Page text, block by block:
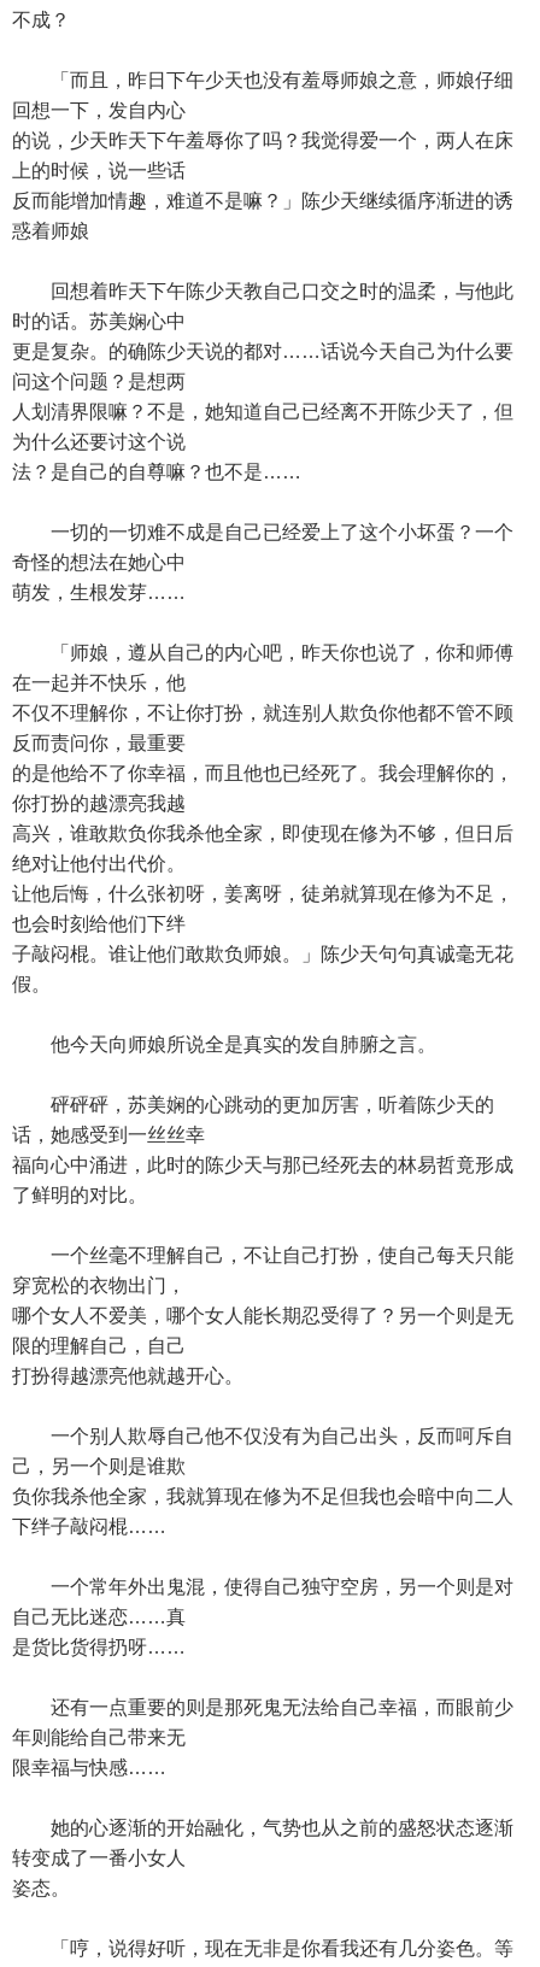
不成？
「而且，昨日下午少天也没有羞辱师娘之意，师娘仔细
回想一下，发自内心
的说，少天昨天下午羞辱你了吗？我觉得爱一个，两人在床
上的时候，说一些话
反而能增加情趣，难道不是嘛？」陈少天继续循序渐进的诱
惑着师娘
回想着昨天下午陈少天教自己口交之时的温柔，与他此
时的话。苏美娴心中
更是复杂。的确陈少天说的都对……话说今天自己为什么要
问这个问题？是想两
人划清界限嘛？不是，她知道自己已经离不开陈少天了，但
为什么还要讨这个说
法？是自己的自尊嘛？也不是……
一切的一切难不成是自己已经爱上了这个小坏蛋？一个
奇怪的想法在她心中
萌发，生根发芽……
「师娘，遵从自己的内心吧，昨天你也说了，你和师傅
在一起并不快乐，他
不仅不理解你，不让你打扮，就连别人欺负你他都不管不顾
反而责问你，最重要
的是他给不了你幸福，而且他也已经死了。我会理解你的，
你打扮的越漂亮我越
高兴，谁敢欺负你我杀他全家，即使现在修为不够，但日后
绝对让他付出代价。
让他后悔，什么张初呀，姜离呀，徒弟就算现在修为不足，
也会时刻给他们下绊
子敲闷棍。谁让他们敢欺负师娘。」陈少天句句真诚毫无花
假。
他今天向师娘所说全是真实的发自肺腑之言。
砰砰砰，苏美娴的心跳动的更加厉害，听着陈少天的
话，她感受到一丝丝幸
福向心中涌进，此时的陈少天与那已经死去的林易哲竟形成
了鲜明的对比。
一个丝毫不理解自己，不让自己打扮，使自己每天只能
穿宽松的衣物出门，
哪个女人不爱美，哪个女人能长期忍受得了？另一个则是无
限的理解自己，自己
打扮得越漂亮他就越开心。
一个别人欺辱自己他不仅没有为自己出头，反而呵斥自
己，另一个则是谁欺
负你我杀他全家，我就算现在修为不足但我也会暗中向二人
下绊子敲闷棍……
一个常年外出鬼混，使得自己独守空房，另一个则是对
自己无比迷恋……真
是货比货得扔呀……
还有一点重要的则是那死鬼无法给自己幸福，而眼前少
年则能给自己带来无
限幸福与快感……
她的心逐渐的开始融化，气势也从之前的盛怒状态逐渐
转变成了一番小女人
姿态。
「哼，说得好听，现在无非是你看我还有几分姿色。等